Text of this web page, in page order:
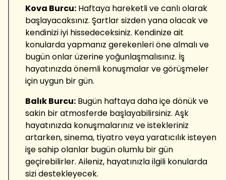
Kova Burcu: Haftaya hareketli ve canlı olarak
başlayacaksınız. Şartlar sizden yana olacak ve
kendinizi iyi hissedeceksiniz. Kendinize ait
konularda yapmanız gerekenleri öne almalı ve
bugün onlar üzerine yoğunlaşmalısınız. İş
hayatınızda önemli konuşmalar ve görüşmeler
için uygun bir gün.
Balık Burcu: Bugün haftaya daha içe dönük ve
sakin bir atmosferde başlayabilirsiniz. Aşk
hayatınızda konuşmalarınız ve istekleriniz
artarken, sinema, tiyatro veya yaratıcılık isteyen
işe sahip olanlar bugün olumlu bir gün
geçirebilirler. Aileniz, hayatınızla ilgili konularda
sizi destekleyecek.